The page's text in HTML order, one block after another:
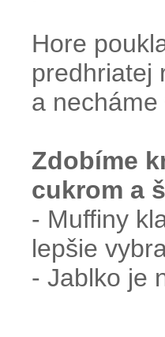
Hore
predhriatej
a
Zdobíme
cukrom a
- Muffiny
lepšie
- Jablko je